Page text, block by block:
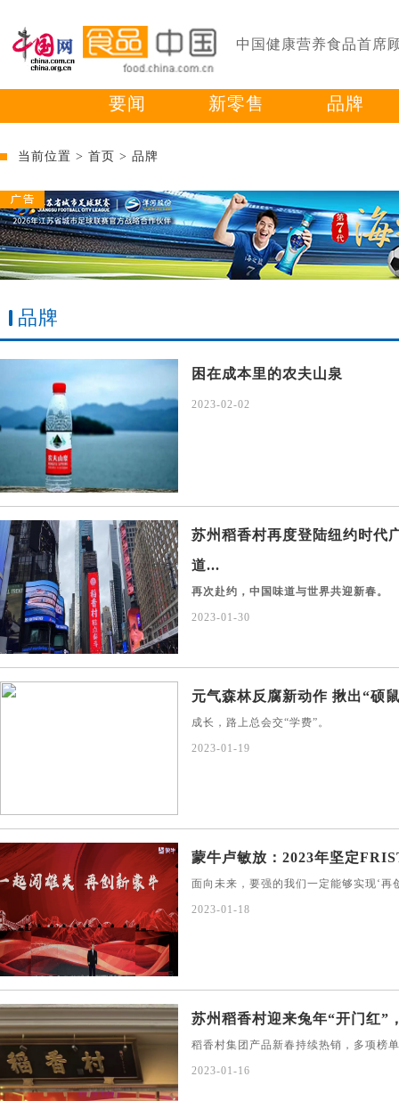
中国健康营养食品首席
要闻 新零售 品牌
当前位置 > 首页 > 品牌
品牌
困在成本里的农夫山泉
2023-02-02
苏州稻香村再度登陆纽约时代
道...
再次赴约，中国味道与世界共迎新春。
2023-01-30
元气森林反腐新动作 揪出“硕
成长，路上总会交“学费”。
2023-01-19
蒙牛卢敏放：2023年坚定
面向未来，要强的我们一定能够实现‘再
2023-01-18
苏州稻香村迎来兔年“开门红”
稻香村集团产品新春持续热销，多项榜
2023-01-16